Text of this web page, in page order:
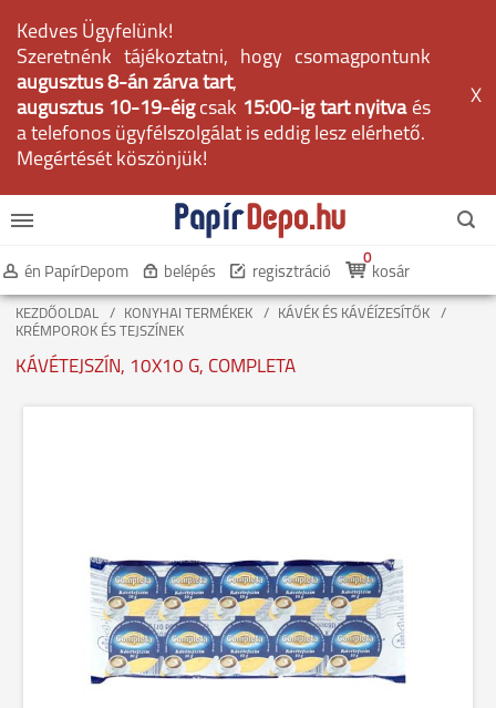
Kedves Ügyfelünk!
Szeretnénk tájékoztatni, hogy csomagpontunk
augusztus 8-án zárva tart,
augusztus 10-19-éig csak 15:00-ig tart nyitvaés
a telefonos ügyfélszolgálat is eddig lesz elérhető.
Megértését köszönjük!
X
én PapírDepom belépés regisztráció kosár
0
KEZDŐOLDAL KONYHAI TERMÉKEK
KÁVÉK ÉS KÁVÉÍZESÍTŐK
KRÉMPOROK ÉS TEJSZÍNEK
KÁVÉTEJSZÍN, 10X10 G, COMPLETA